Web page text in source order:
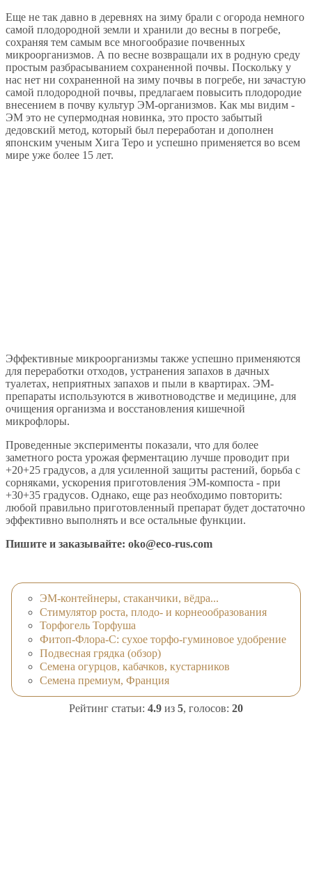
Еще не так давно в деревнях на зиму брали с огорода немного
самой плодородной земли и хранили до весны в погребе,
сохраняя тем самым все многообразие почвенных
микроорганизмов. А по весне возвращали их в родную среду
простым разбрасыванием сохраненной почвы. Поскольку у
нас нет ни сохраненной на зиму почвы в погребе, ни зачастую
самой плодородной почвы, предлагаем повысить плодородие
внесением в почву культур ЭМ-организмов. Как мы видим -
ЭМ это не супермодная новинка, это просто забытый
дедовский метод, который был переработан и дополнен
японским ученым Хига Теро и успешно применяется во всем
мире уже более 15 лет.
Эффективные микроорганизмы также успешно применяются
для переработки отходов, устранения запахов в дачных
туалетах, неприятных запахов и пыли в квартирах. ЭМ-
препараты используются в животноводстве и медицине, для
очищения организма и восстановления кишечной
микрофлоры.
Проведенные эксперименты показали, что для более
заметного роста урожая ферментацию лучше проводит при
+20+25 градусов, а для усиленной защиты растений, борьба с
сорняками, ускорения приготовления ЭМ-компоста - при
+30+35 градусов. Однако, еще раз необходимо повторить:
любой правильно приготовленный препарат будет достаточно
эффективно выполнять и все остальные функции.
Пишите и заказывайте: oko@eco-rus.com
ЭМ-контейнеры, стаканчики, вёдра...
Стимулятор роста, плодо- и корнеообразования
Торфогель Торфуша
Фитоп-Флора-С: сухое торфо-гуминовое удобрение
Подвесная грядка (обзор)
Семена огурцов, кабачков, кустарников
Семена премиум, Франция
Рейтинг статьи: 4.9 из 5, голосов: 20